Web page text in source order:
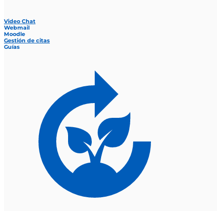
Video Chat
Webmail
Moodle
Gestión de citas
Guías